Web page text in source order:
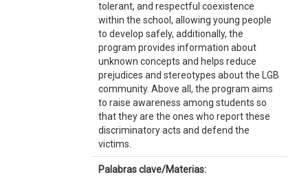
tolerant, and respectful coexistence
within the school, allowing young people
to develop safely, additionally, the
program provides information about
unknown concepts and helps reduce
prejudices and stereotypes about the LGB
community. Above all, the program aims
to raise awareness among students so
that they are the ones who report these
discriminatory acts and defend the
victims.
Palabras clave/Materias: